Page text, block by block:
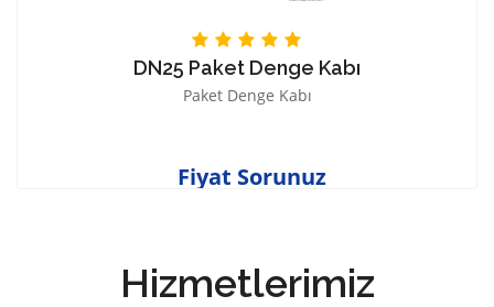
DN25 Paket Denge Kabı
Paket Denge Kabı
Fiyat Sorunuz
Hizmetlerimiz